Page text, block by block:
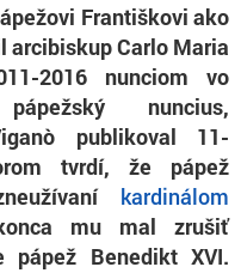
Františkovi ako
arcibiskup Carlo Maria
2016 nunciom vo
pápežský nuncius,
publikoval 11-
tvrdí, že pápež
kardinálom
mu mal zrušiť
Benedikt XVI.